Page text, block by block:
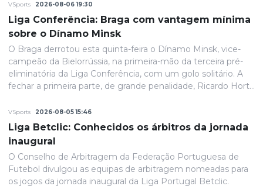
VSports 2026-08-06 19:30
Liga Conferência: Braga com vantagem mínima
sobre o Dínamo Minsk
O Braga derrotou esta quinta-feira o Dínamo Minsk, vice-
campeão da Bielorrússia, na primeira-mão da terceira pré-
eliminatória da Liga Conferência, com um golo solitário. A
fechar a primeira parte, de grande penalidade, Ricardo Horta
e até final o resultado permaneceria inalterado.
VSports 2026-08-05 15:46
Liga Betclic: Conhecidos os árbitros da jornada
inaugural
O Conselho de Arbitragem da Federação Portuguesa de
Futebol divulgou as equipas de arbitragem nomeadas para
os jogos da jornada inaugural da Liga Portugal Betclic.